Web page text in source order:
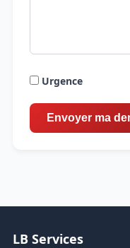
Urgence
LB Services